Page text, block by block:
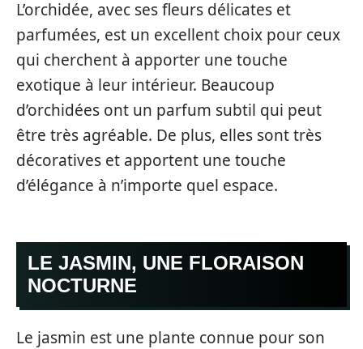
L’orchidée, avec ses fleurs délicates et
parfumées, est un excellent choix pour ceux
qui cherchent à apporter une touche
exotique à leur intérieur. Beaucoup
d’orchidées ont un parfum subtil qui peut
être très agréable. De plus, elles sont très
décoratives et apportent une touche
d’élégance à n’importe quel espace.
LE JASMIN, UNE FLORAISON
NOCTURNE
Le jasmin est une plante connue pour son